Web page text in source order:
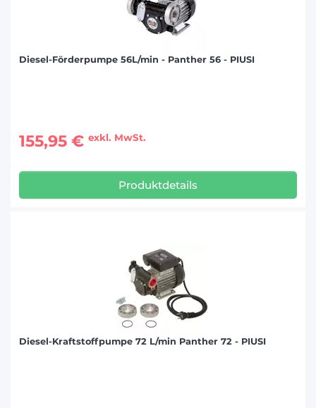
Diesel-Förderpumpe 56L/min - Panther 56 - PIUSI
155,95 € exkl. MwSt.
Produktdetails
Diesel-Kraftstoffpumpe 72 L/min Panther 72 - PIUSI